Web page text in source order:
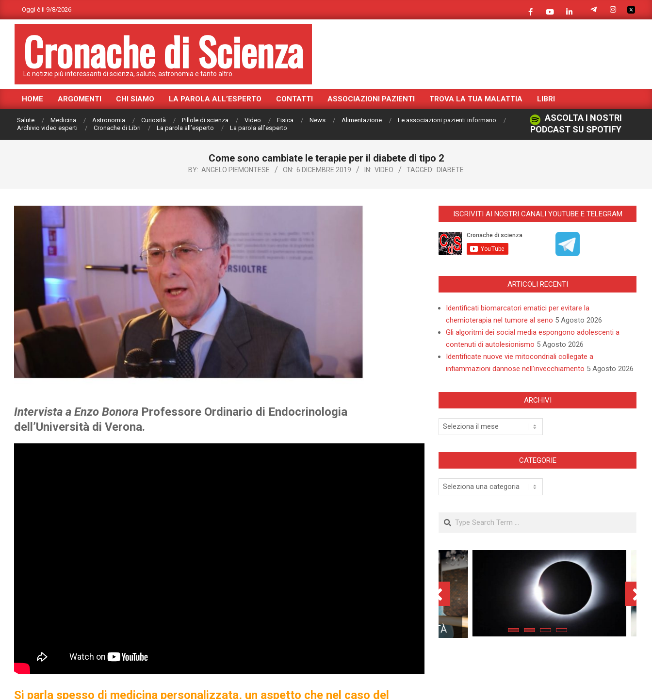
to
Oggi è il 9/8/2026
Cronache di Scienza
Le notizie più interessanti di scienza, salute, astronomia e tanto altro.
Primary
Navigation
Menu
HOME ARGOMENTI CHI SIAMO LA PAROLA ALL’ESPERTO CONTATTI ASSOCIAZIONI PAZIENTI TROVA LA TUA MALATTIA LIBRI
Salute Medicina Astronomia Curiosità Pillole di scienza Video Fisica News Alimentazione
Le associazioni pazienti informano
Archivio video esperti
Cronache di Libri La parola all’esperto La parola all’esperto
ASCOLTA I NOSTRI
PODCAST SU SPOTIFY
Come sono cambiate le terapie per il diabete di tipo 2
BY: ANGELO PIEMONTESE ON: 6 DICEMBRE 2019 IN: VIDEO TAGGED: DIABETE
Intervista a Enzo Bonora Professore Ordinario di Endocrinologia
dell’Università di Verona.
Si parla spesso di medicina personalizzata, un aspetto che nel caso del
ISCRIVITI AI NOSTRI CANALI YOUTUBE E TELEGRAM
ARTICOLI RECENTI
Identificati biomarcatori ematici per evitare la
chemioterapia nel tumore al seno 5 Agosto 2026
Gli algoritmi dei social media espongono adolescenti a
contenuti di autolesionismo 5 Agosto 2026
Identificate nuove vie mitocondriali collegate a
infiammazioni dannose nell’invecchiamento 5 Agosto 2026
ARCHIVI
Archivi
CATEGORIE
Categorie
Search
ECLISSE TOTALE DEL 12
AGOSTO 2026: DOVE SI
POTRÀ VEDERE